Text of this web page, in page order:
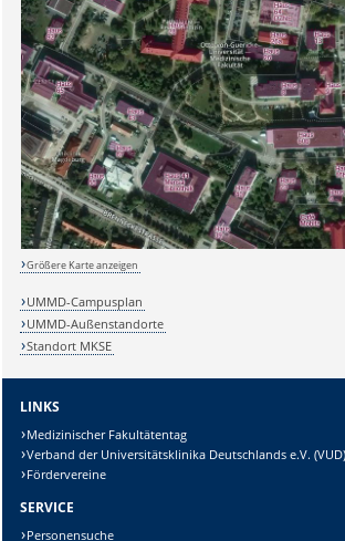
Sicherheitsabfrage:
Größere Karte anzeigen
UMMD-Campusplan
UMMD-Außenstandorte
Standort MKSE
LINKS
Medizinischer Fakultätentag
Verband der Universitätsklinika Deutschlands e.V. (VUD)
Fördervereine
SERVICE
Personensuche